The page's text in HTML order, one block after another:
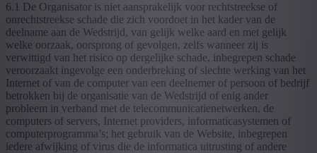
6.1 De Organisator is niet aansprakelijk voor rechtstreekse of
onrechtstreekse schade die zich voordoet in het kader van de
deelname aan de Wedstrijd, van gelijk welke aard en met gelijk
welke oorzaak, oorsprong of gevolgen, zelfs wanneer zij is
verwittigd van het risico op dergelijke schade, inbegrepen schade
veroorzaakt ingevolge een onderbreking of slechte werking van het
Internet of van de computer van een deelnemer of persoon of bedrijf
betrokken bij de organisatie van de Wedstrijd of enig ander
probleem in verband met de telecommunicatienetwerken, de
computers of servers, Internet providers, informaticasystemen of
computerprogramma’s; het gebruik van de Website, inbegrepen
iedere afwijking of virus die de informatica uitrusting of andere